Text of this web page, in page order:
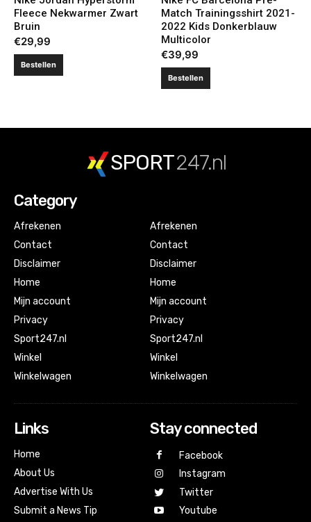
Fleece Nekwarmer Zwart
Bruin
€29,99
Bestellen
Match Trainingsshirt 2021-
2022 Kids Donkerblauw
Multicolor
€39,99
Bestellen
SPORT247.nl
Category
Afrekenen
Contact
Disclaimer
Home
Mijn account
Privacy
Sport247.nl
Winkel
Winkelwagen
Afrekenen
Contact
Disclaimer
Home
Mijn account
Privacy
Sport247.nl
Winkel
Winkelwagen
Links
Home
About Us
Advertise With Us
Submit a News Tip
Stay connected
Facebook
Instagram
Twitter
Youtube